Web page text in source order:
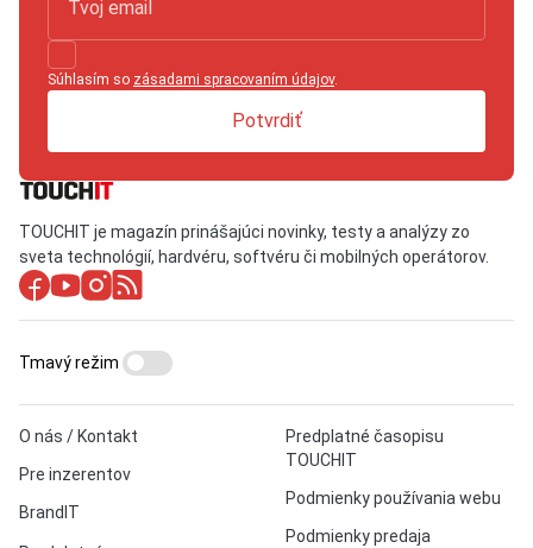
Súhlasím so zásadami spracovaním údajov.
Potvrdiť
TOUCHIT je magazín prinášajúci novinky, testy a analýzy zo
sveta technológií, hardvéru, softvéru či mobilných operátorov.
O nás / Kontakt
Pre inzerentov
BrandIT
Predplatné časopisu
TOUCHIT
Podmienky používania webu
Podmienky predaja
Tmavý režim